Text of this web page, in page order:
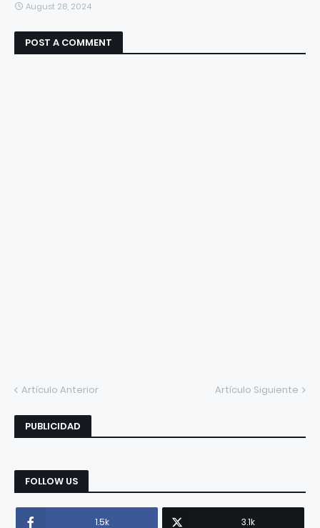
August 28, 2024
POST A COMMENT
Artículo Anterior Artículo Siguiente
PUBLICIDAD
FOLLOW US
1.5k 3.1k